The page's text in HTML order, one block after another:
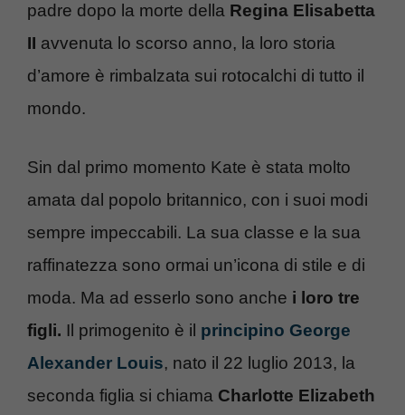
padre dopo la morte della Regina Elisabetta
II avvenuta lo scorso anno, la loro storia
d’amore è rimbalzata sui rotocalchi di tutto il
mondo.
Sin dal primo momento Kate è stata molto
amata dal popolo britannico, con i suoi modi
sempre impeccabili. La sua classe e la sua
raffinatezza sono ormai un’icona di stile e di
moda. Ma ad esserlo sono anche i loro tre
figli. Il primogenito è il principino George
Alexander Louis, nato il 22 luglio 2013, la
seconda figlia si chiama Charlotte Elizabeth